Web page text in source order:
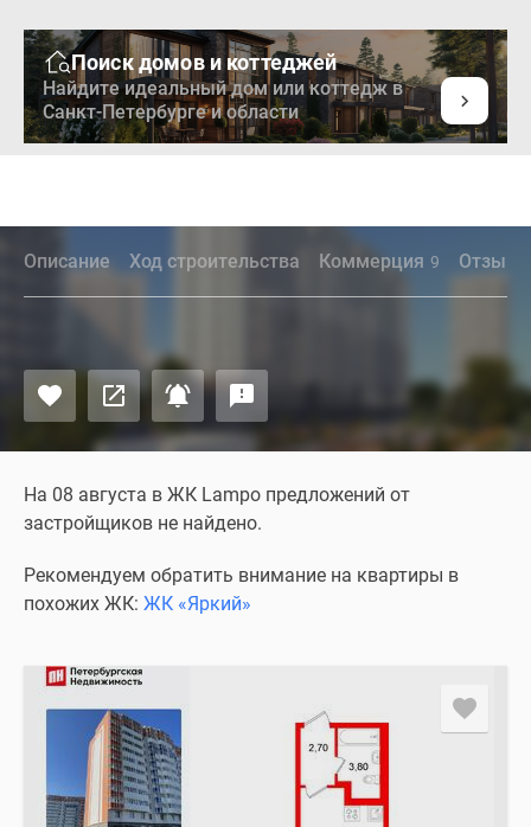
Поиск домов и коттеджей
Найдите идеальный дом или коттедж в
Санкт-Петербурге и области
Описание Ход строительства Коммерция 9 Отзывы
На 08 августа в ЖК Lampo предложений от
застройщиков не найдено.
Рекомендуем обратить внимание на квартиры в
похожих ЖК: ЖК «Яркий»